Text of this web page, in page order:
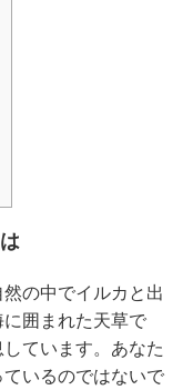
の中でイルカと出
囲まれた天草で
ています。あなた
いるのではないで